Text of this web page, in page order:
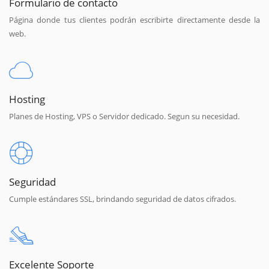
Página donde tus clientes podrán escribirte directamente desde la
web.
Hosting
Planes de Hosting, VPS o Servidor dedicado. Segun su necesidad.
Seguridad
Cumple estándares SSL, brindando seguridad de datos cifrados.
Excelente Soporte